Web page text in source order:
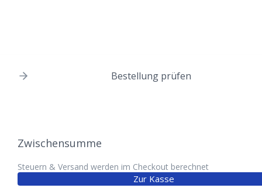
Bestellung prüfen
Zwischensumme
Steuern & Versand werden im Checkout berechnet
Zur Kasse